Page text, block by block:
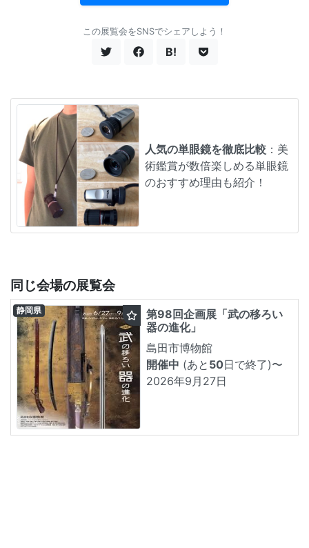
この展覧会をSNSでシェアしよう！
B!
人気の単眼鏡を徹底比較 ：美
術鑑賞が数倍楽しめる単眼鏡
のおすすめ理由も紹介！
同じ会場の展覧会
第98回企画展「武の移ろい
器の進化」
島田市博物館
開催中 (あと 50日で終了)〜
2026年9月27日
静岡県